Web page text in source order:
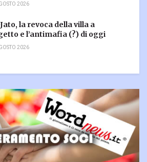
2026
la revoca della villa a
e l’antimafia (?) di oggi
2026